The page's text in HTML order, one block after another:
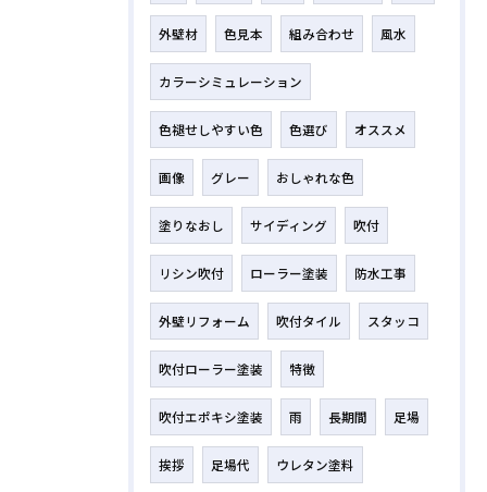
外壁材 色見本 組み合わせ 風水
カラーシミュレーション
色褪せしやすい色 色選び オススメ
画像 グレー おしゃれな色
塗りなおし サイディング 吹付
リシン吹付 ローラー塗装 防水工事
外壁リフォーム 吹付タイル スタッコ
吹付ローラー塗装 特徴
吹付エポキシ塗装 雨 長期間 足場
挨拶 足場代 ウレタン塗料